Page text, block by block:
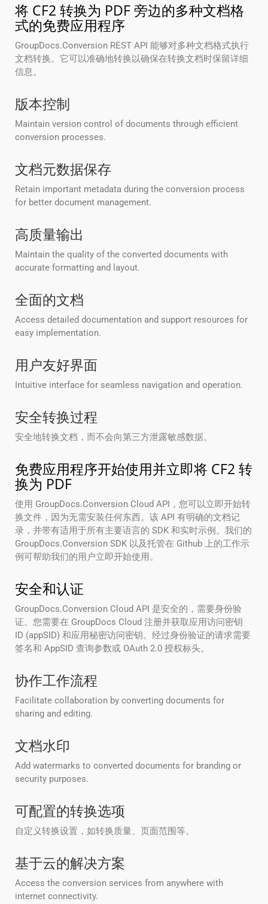
将 CF2 转换为 PDF 旁边的多种文档格
式的免费应用程序
GroupDocs.Conversion REST API 能够对多种文档格式执行
文档转换。它可以准确地转换以确保在转换文档时保留详细
信息。
版本控制
Maintain version control of documents through efficient
conversion processes.
文档元数据保存
Retain important metadata during the conversion process
for better document management.
高质量输出
Maintain the quality of the converted documents with
accurate formatting and layout.
全面的文档
Access detailed documentation and support resources for
easy implementation.
用户友好界面
Intuitive interface for seamless navigation and operation.
安全转换过程
安全地转换文档，而不会向第三方泄露敏感数据。
免费应用程序开始使用并立即将 CF2 转
换为 PDF
使用 GroupDocs.Conversion Cloud API，您可以立即开始转
换文件，因为无需安装任何东西。该 API 有明确的文档记
录，并带有适用于所有主要语言的 SDK 和实时示例。我们的
GroupDocs.Conversion SDK 以及托管在 Github 上的工作示
例可帮助我们的用户立即开始使用。
安全和认证
GroupDocs.Conversion Cloud API 是安全的，需要身份验
证。您需要在 GroupDocs Cloud 注册并获取应用访问密钥
ID (appSID) 和应用秘密访问密钥。经过身份验证的请求需要
签名和 AppSID 查询参数或 OAuth 2.0 授权标头。
协作工作流程
Facilitate collaboration by converting documents for
sharing and editing.
文档水印
Add watermarks to converted documents for branding or
security purposes.
可配置的转换选项
自定义转换设置，如转换质量、页面范围等。
基于云的解决方案
Access the conversion services from anywhere with
internet connectivity.